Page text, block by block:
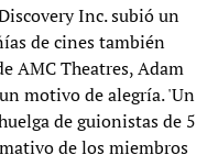
Inc. subió un
de cines también
AMC Theatres, Adam
motivo de alegría. 'Un
de guionistas de 5
de los miembros